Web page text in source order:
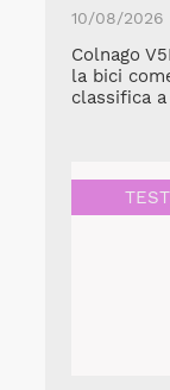
10/08/2026
Colnago
la bici
classifica
TEST